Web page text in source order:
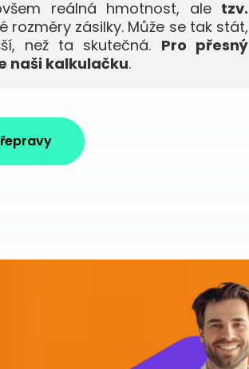
reálná hmotnost, ale tzv.
zásilky. Může se tak stát,
než ta skutečná. Pro přesný
naši kalkulačku.